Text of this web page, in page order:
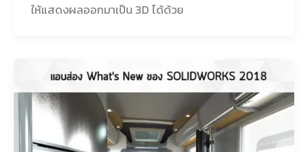
ให้แสดงผลออกมาเป็น 3D ได้ด้วย